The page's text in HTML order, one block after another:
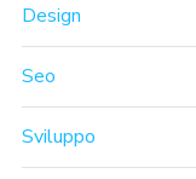
Design
Seo
Sviluppo